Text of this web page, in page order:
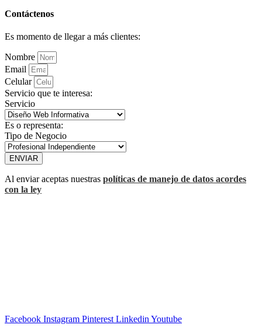
Contáctenos
Es momento de llegar a más clientes:
Nombre
Email
Celular
Servicio que te interesa:
Servicio
Es o representa:
Tipo de Negocio
ENVIAR
Al enviar aceptas nuestras políticas de manejo de datos acordes
con la ley
Facebook Instagram Pinterest Linkedin Youtube